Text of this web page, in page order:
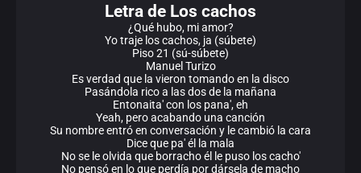
Letra de Los cachos
¿Qué hubo, mi amor?
Yo traje los cachos, ja (súbete)
Piso 21 (sú-súbete)
Manuel Turizo
Es verdad que la vieron tomando en la disco
Pasándola rico a las dos de la mañana
Entonaita' con los pana', eh
Yeah, pero acabando una canción
Su nombre entró en conversación y le cambió la cara
Dice que pa' él la mala
No se le olvida que borracho él le puso los cacho'
No pensó en lo que perdía por dársela de macho